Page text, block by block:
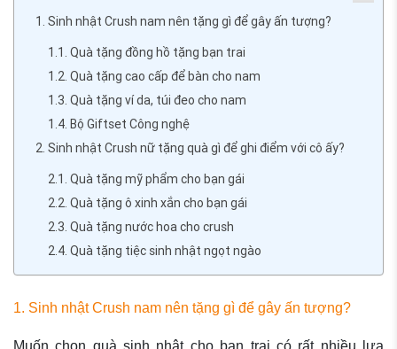
1. Sinh nhật Crush nam nên tặng gì để gây ấn tượng?
1.1. Quà tặng đồng hồ tặng bạn trai
1.2. Quà tặng cao cấp để bàn cho nam
1.3. Quà tặng ví da, túi đeo cho nam
1.4. Bộ Giftset Công nghệ
2. Sinh nhật Crush nữ tặng quà gì để ghi điểm với cô ấy?
2.1. Quà tặng mỹ phẩm cho bạn gái
2.2. Quà tặng ô xinh xắn cho bạn gái
2.3. Quà tặng nước hoa cho crush
2.4. Quà tặng tiệc sinh nhật ngọt ngào
1. Sinh nhật Crush nam nên tặng gì để gây ấn tượng?